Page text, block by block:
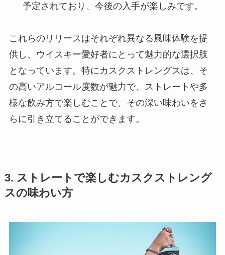
予定されており、今後の入手が楽しみです。
これらのリリースはそれぞれ異なる風味体験を提
供し、ウイスキー愛好者にとって魅力的な選択肢
となっています。特にカスクストレングスは、そ
の高いアルコール度数が魅力で、ストレートや多
様な飲み方で楽しむことで、その深い味わいをさ
らに引き立てることができます。
3. ストレートで楽しむカスクストレング
スの味わい方